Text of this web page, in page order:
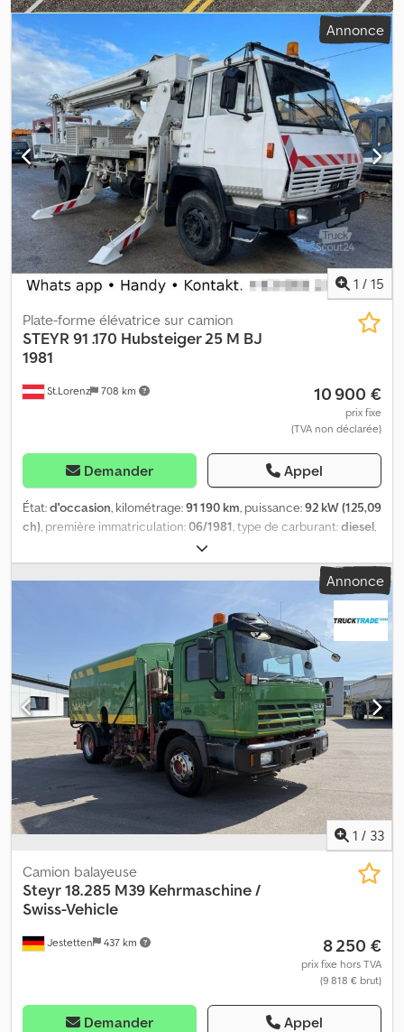
Annonce
1 / 15
St.Lorenz 708 km
Plate-forme élévatrice sur camion
STEYR 91 .170 Hubsteiger 25 M BJ
1981
10 900 €
prix fixe
(TVA non déclarée)
Demander Appel
État:d'occasion, kilométrage:91 190 km, puissance:92 kW (125,09
ch), première immatriculation:06/1981, type de carburant:diesel,
, configuration d'essieux:
blanc, type d'engrenage:mécanique, * Steyr 91.170 4x2 *
Plateforme élévatrice jusqu’à 25 mètres * Boîte de vitesses
manuelle * Suspension à ressorts à lames * Numéro de châssis :
8910841394 * Type de moteur : 612603313 * Puissance : 92 kW *
Cylindrée : 6595 cm³ * Poids à vide : 13 795 kg * Poids total
autorisé en charge (PTAC) : 16 000 kg * Empattement : 5600 mm *
Longueur du véhicule : 11 700 mm * Largeur du véhicule : 2500
mm * Hauteur du véhicule : 3450 mm * Pneus : 11 R 22,5 * Soumis à
la TVA sur la marge Crjdpfokq Ap Eox Apnsf * Toutes les
informations sont données sans garantie Tél./WhatsApp :
Annonce
1 / 33
Jestetten 437 km
Camion balayeuse
Steyr18.285 M39 Kehrmaschine /
Swiss-Vehicle
8 250 €
prix fixe hors TVA
(9 818 € brut)
Demander Appel